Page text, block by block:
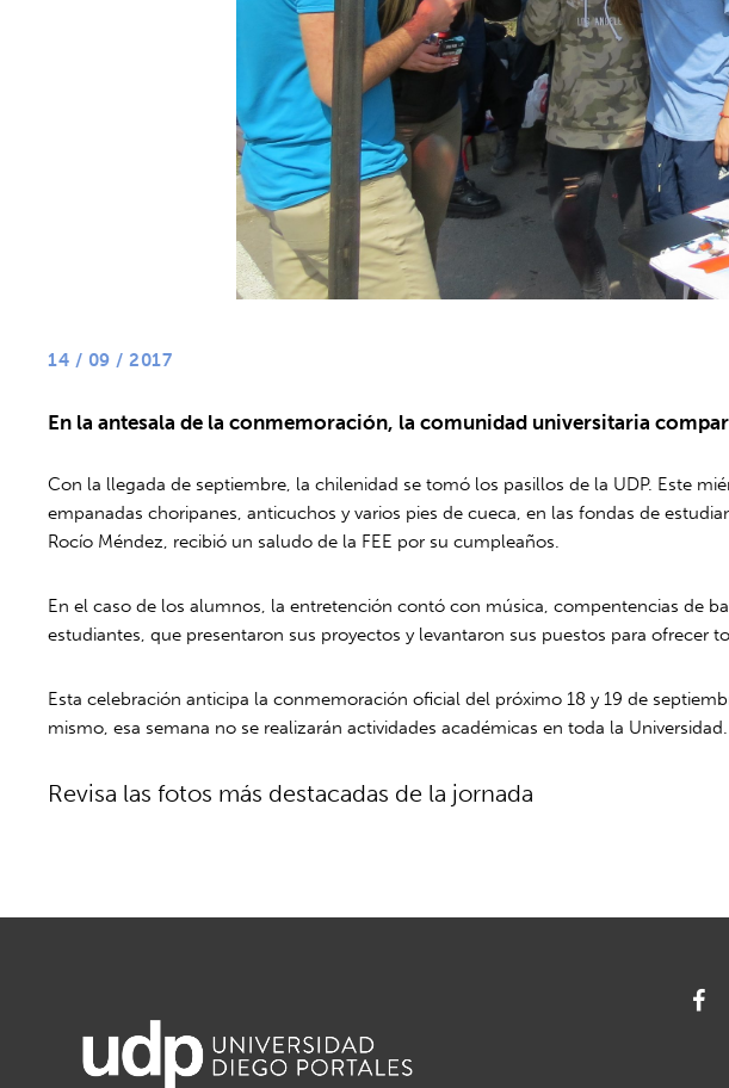
14 / 09 / 2017
En la antesala de la conmemoración, la comunidad universitaria
Con la llegada de septiembre, la chilenidad se tomó los pasillos de la UDP. Este
empanadas choripanes, anticuchos y varios pies de cueca, en las fondas de
Rocío Méndez, recibió un saludo de la FEE por su cumpleaños.
En el caso de los alumnos, la entretención contó con música, compentencias de
estudiantes, que presentaron sus proyectos y levantaron sus puestos para ofrecer
Esta celebración anticipa la conmemoración oficial del próximo 18 y 19 de
mismo, esa semana no se realizarán actividades académicas en toda la Universidad.
Revisa las fotos más destacadas de la jornada